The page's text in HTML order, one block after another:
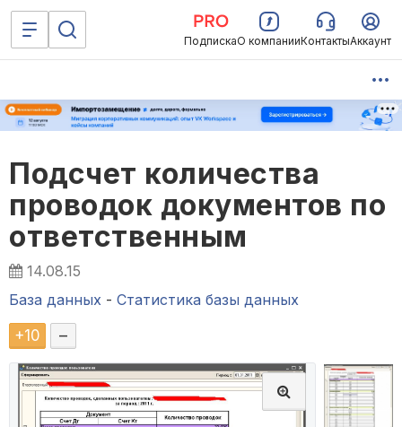
ПодпискаО компанииКонтактыАккаунт
Подсчет количества
проводок документов по
ответственным
14.08.15
База данных - Статистика базы данных
+10 –